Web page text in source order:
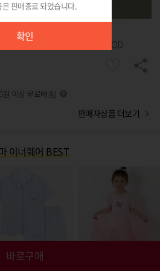
판매종료 되었습니다.
확인